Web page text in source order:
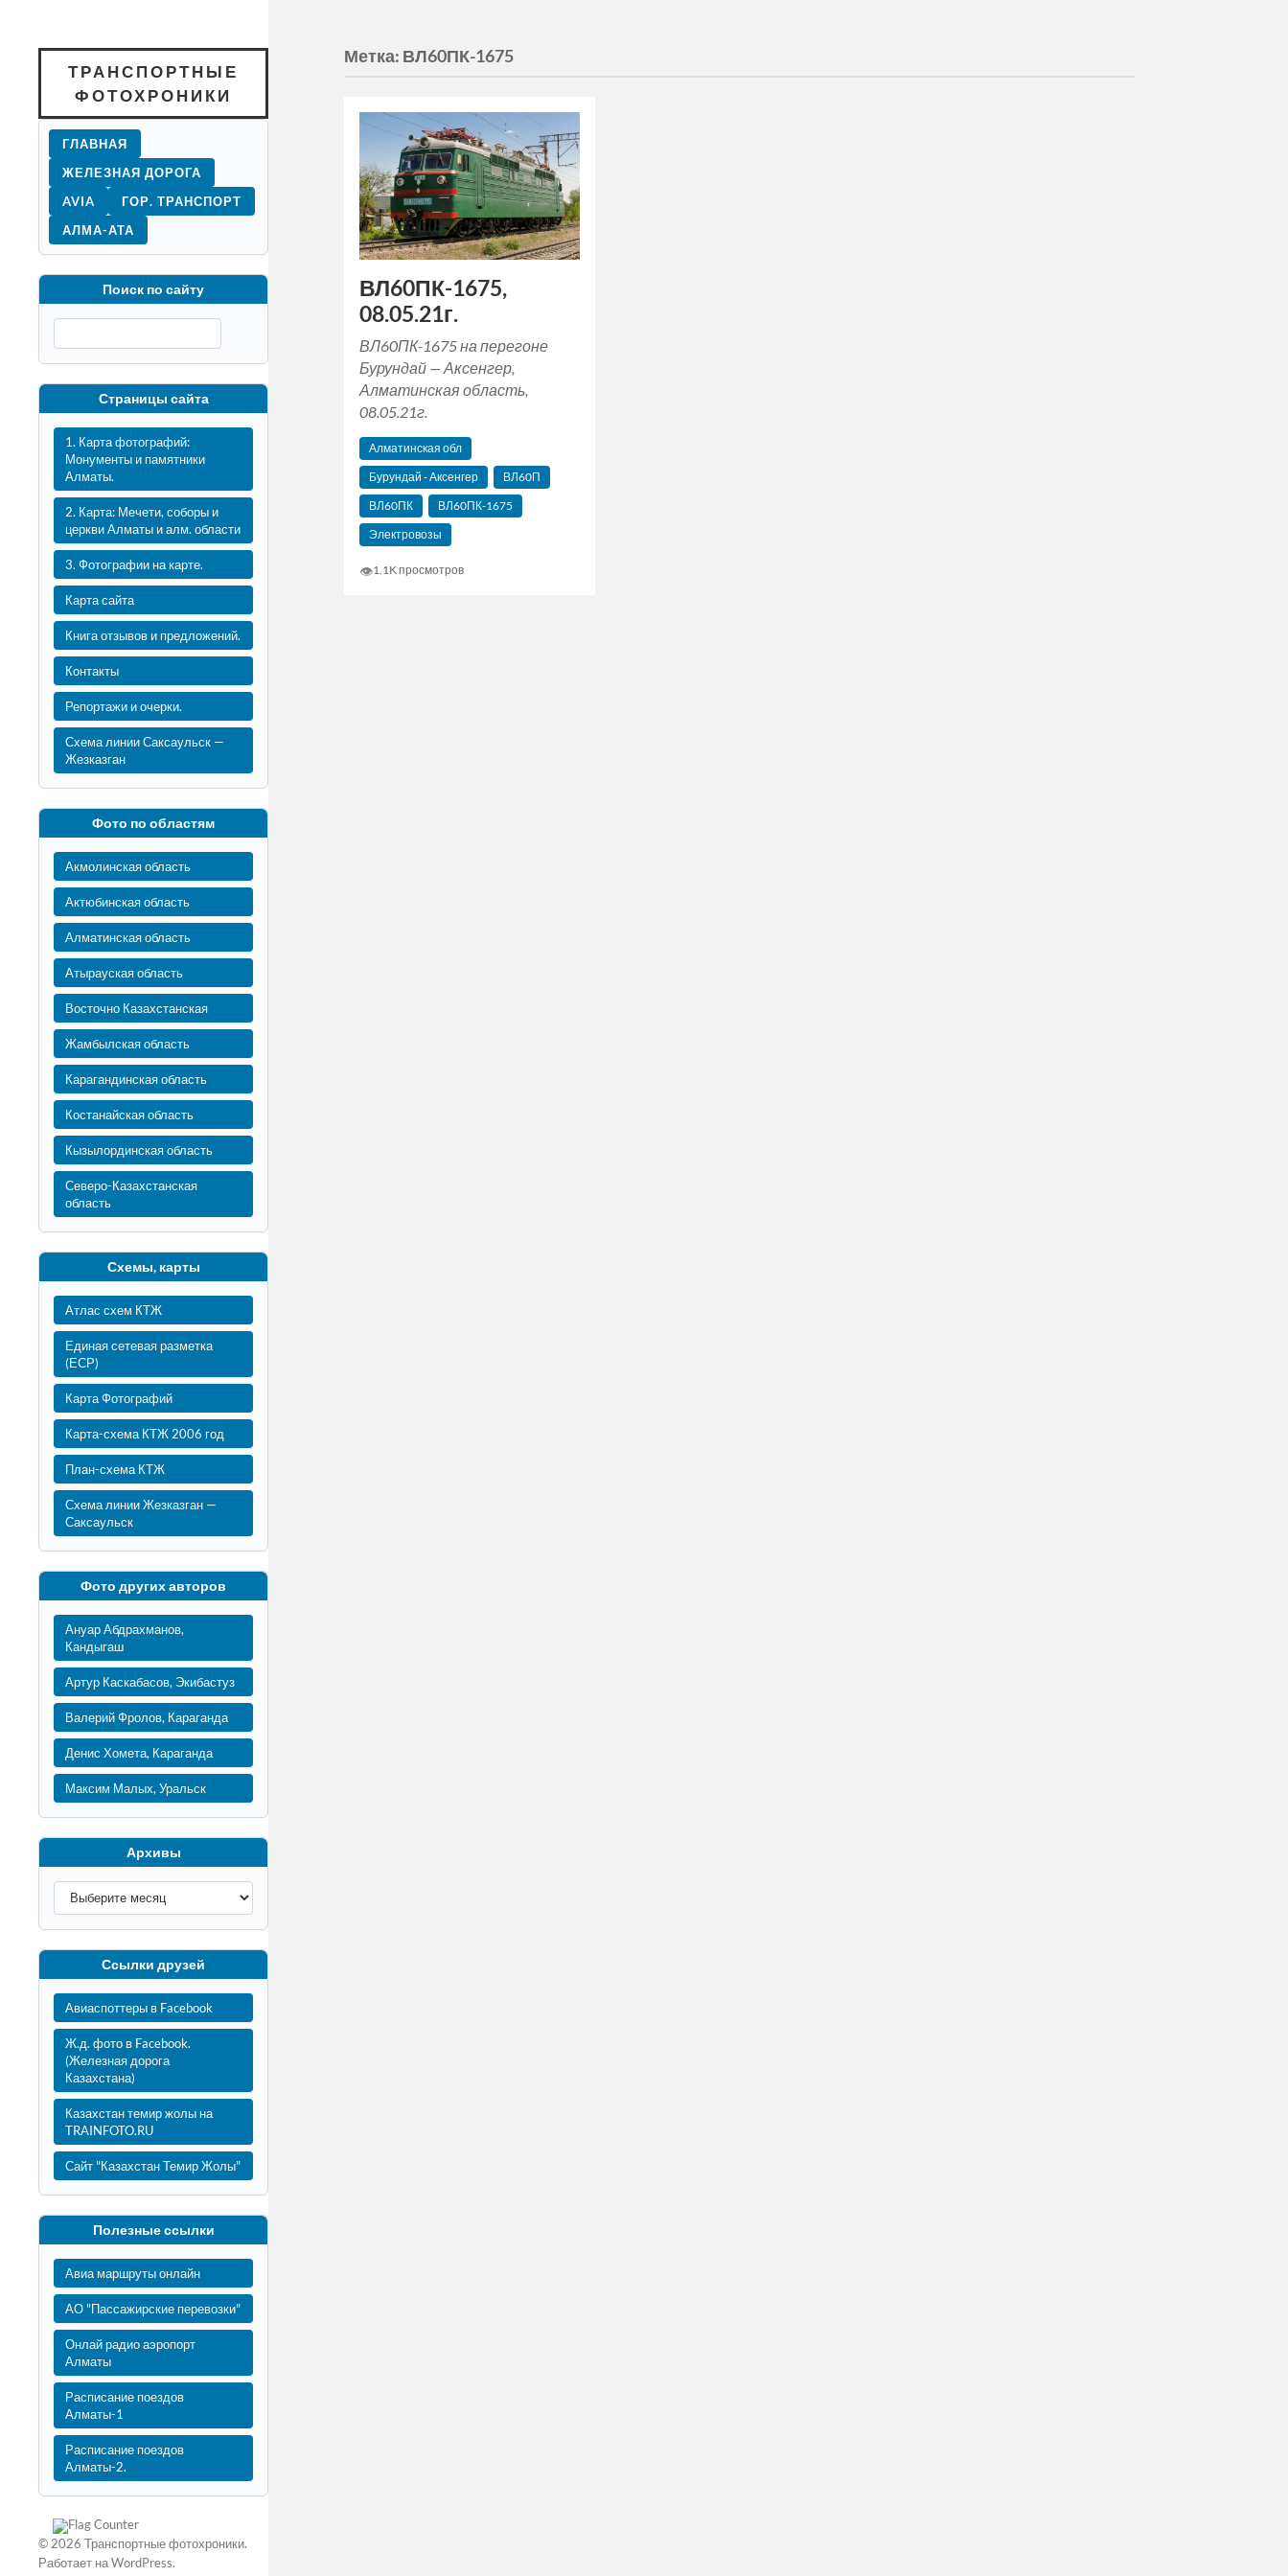
ТРАНСПОРТНЫЕ
ФОТОХРОНИКИ
ГЛАВНАЯ
ЖЕЛЕЗНАЯ ДОРОГА
AVIA
ГОР. ТРАНСПОРТ
АЛМА-АТА
Поиск по сайту
Страницы сайта
1. Карта фотографий:
Монументы и памятники
Алматы.
2. Карта: Мечети, соборы и
церкви Алматы и алм. области
3. Фотографии на карте.
Карта сайта
Книга отзывов и предложений.
Контакты
Репортажи и очерки.
Схема линии Саксаульск —
Жезказган
Фото по областям
Акмолинская область
Актюбинская область
Алматинская область
Атырауская область
Восточно Казахстанская
Жамбылская область
Карагандинская область
Костанайская область
Кызылординская область
Северо-Казахстанская
область
Схемы, карты
Атлас схем КТЖ
Единая сетевая разметка
(ЕСР)
Карта Фотографий
Карта-схема КТЖ 2006 год
План-схема КТЖ
Схема линии Жезказган —
Саксаульск
Фото других авторов
Ануар Абдрахманов,
Кандыгаш
Артур Каскабасов, Экибастуз
Валерий Фролов, Караганда
Денис Хомета, Караганда
Максим Малых, Уральск
Архивы
Ссылки друзей
Авиаспоттеры в Facebook
Ж.д. фото в Facebook.
(Железная дорога
Казахстана)
Казахстан темир жолы на
TRAINFOTO.RU
Сайт "Казахстан Темир Жолы"
Полезные ссылки
Авиа маршруты онлайн
АО "Пассажирские перевозки"
Онлай радио аэропорт
Алматы
Расписание поездов
Алматы-1
Расписание поездов
Алматы-2.
© 2026 Транспортные фотохроники.
Работает наWordPress.
Метка: ВЛ60ПК-1675
ВЛ60ПК-1675,
08.05.21г.
ВЛ60ПК-1675 на перегоне
Бурундай — Аксенгер,
Алматинская область,
08.05.21г.
Алматинская обл
Бурундай - Аксенгер
ВЛ60П
ВЛ60ПК
ВЛ60ПК-1675
Электровозы
👁1.1K просмотров